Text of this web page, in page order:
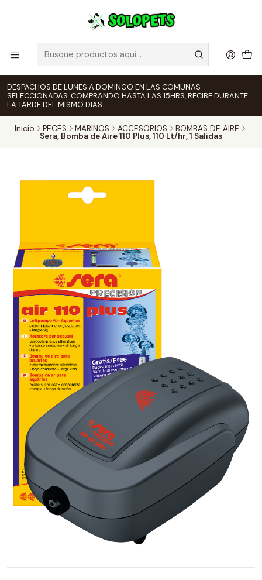
DESPACHOS DE LUNES A DOMINGO EN LAS COMUNAS
SELECCIONADAS. COMPRANDO HASTA LAS 15HRS, RECIBE DURANTE
LA TARDE DEL MISMO DIAS
Inicio PECES MARINOS ACCESORIOS BOMBAS DE AIRE
Sera, Bomba de Aire 110 Plus, 110 Lt/hr, 1 Salidas